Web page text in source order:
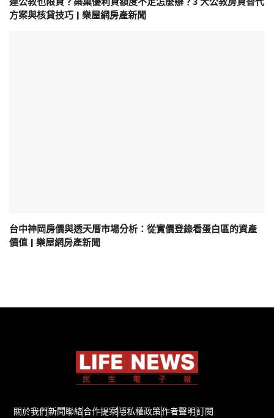
方案與核貸技巧 | 樂屋網房產新聞
台中神岡房價與透天厝市場分析：從實價登錄看蛋白區的資產
價值 | 樂屋網房產新聞
關於我們新聞聯絡合作提案隱私權政策作者聲明訂閱